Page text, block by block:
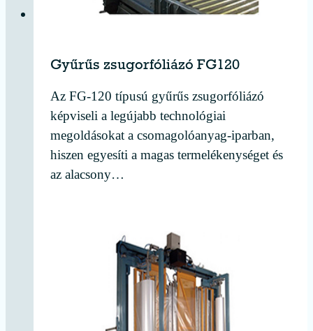
Gyűrűs zsugorfóliázó FG120
Az FG-120 típusú gyűrűs zsugorfóliázó
képviseli a legújabb technológiai
megoldásokat a csomagolóanyag-iparban,
hiszen egyesíti a magas termelékenységet és
az alacsony…